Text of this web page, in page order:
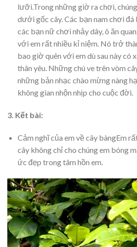
lưỡi.Trong những giờ ra chơi,
dưới gốc cây. Các bạn nam chơi đá
các bạn nữ chơi nhảy dây, ô ăn
với em rất nhiều kỉ niệm. Nó trở
bao giờ quên với em dù sau này có
thân yêu. Những chú ve trên vòm
những bản nhạc chào mừng nàng
không gian nhộn nhịp cho cuộc đời.
3. Kết bài:
Cảm nghĩ của em về cây bàngEm
cây không chỉ cho chúng em bóng
ức đẹp trong tâm hồn em.